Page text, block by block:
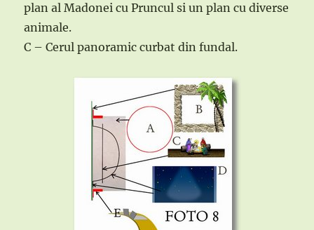
plan al Madonei cu Pruncul si un plan cu diverse
animale.
C – Cerul panoramic curbat din fundal.